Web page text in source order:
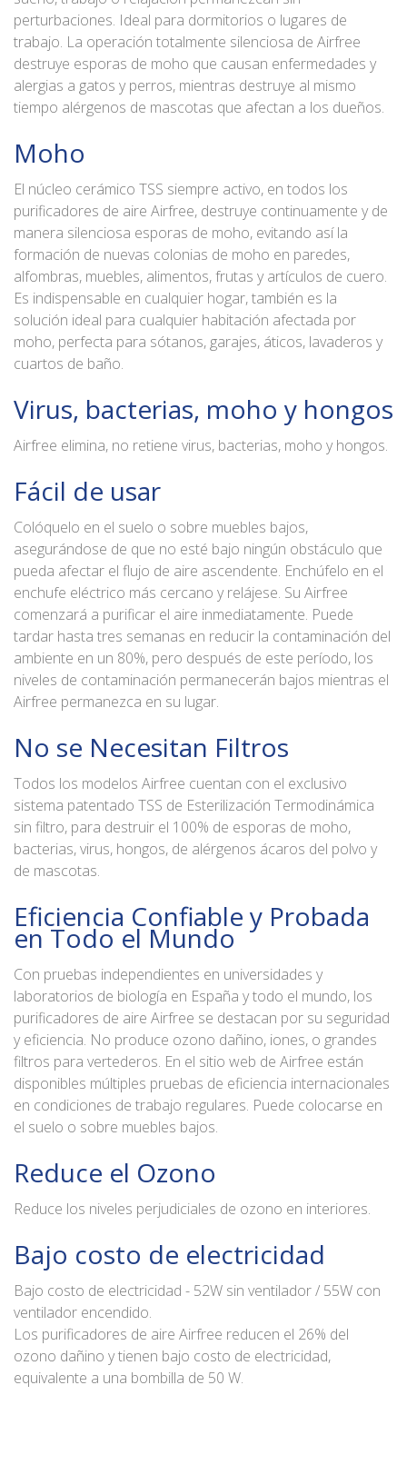
perturbaciones. Ideal para dormitorios o lugares de
trabajo. La operación totalmente silenciosa de Airfree
destruye esporas de moho que causan enfermedades y
alergias a gatos y perros, mientras destruye al mismo
tiempo alérgenos de mascotas que afectan a los dueños.
Moho
El núcleo cerámico TSS siempre activo, en todos los
purificadores de aire Airfree, destruye continuamente y de
manera silenciosa esporas de moho, evitando así la
formación de nuevas colonias de moho en paredes,
alfombras, muebles, alimentos, frutas y artículos de cuero.
Es indispensable en cualquier hogar, también es la
solución ideal para cualquier habitación afectada por
moho, perfecta para sótanos, garajes, áticos, lavaderos y
cuartos de baño.
Virus, bacterias, moho y hongos
Airfree elimina, no retiene virus, bacterias, moho y hongos.
Fácil de usar
Colóquelo en el suelo o sobre muebles bajos,
asegurándose de que no esté bajo ningún obstáculo que
pueda afectar el flujo de aire ascendente. Enchúfelo en el
enchufe eléctrico más cercano y relájese. Su Airfree
comenzará a purificar el aire inmediatamente. Puede
tardar hasta tres semanas en reducir la contaminación del
ambiente en un 80%, pero después de este período, los
niveles de contaminación permanecerán bajos mientras el
Airfree permanezca en su lugar.
No se Necesitan Filtros
Todos los modelos Airfree cuentan con el exclusivo
sistema patentado TSS de Esterilización Termodinámica
sin filtro, para destruir el 100% de esporas de moho,
bacterias, virus, hongos, de alérgenos ácaros del polvo y
de mascotas.
Eficiencia Confiable y Probada
en Todo el Mundo
Con pruebas independientes en universidades y
laboratorios de biología en España y todo el mundo, los
purificadores de aire Airfree se destacan por su seguridad
y eficiencia. No produce ozono dañino, iones, o grandes
filtros para vertederos. En el sitio web de Airfree están
disponibles múltiples pruebas de eficiencia internacionales
en condiciones de trabajo regulares. Puede colocarse en
el suelo o sobre muebles bajos.
Reduce el Ozono
Reduce los niveles perjudiciales de ozono en interiores.
Bajo costo de electricidad
Bajo costo de electricidad - 52W sin ventilador / 55W con
ventilador encendido.
Los purificadores de aire Airfree reducen el 26% del
ozono dañino y tienen bajo costo de electricidad,
equivalente a una bombilla de 50 W.